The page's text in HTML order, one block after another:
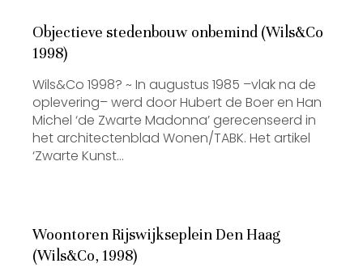
Objectieve stedenbouw onbemind (Wils&Co
1998)
Wils&Co 1998? ~ In augustus 1985 –vlak na de
oplevering– werd door Hubert de Boer en Han
Michel ‘de Zwarte Madonna’ gerecenseerd in
het architectenblad Wonen/TABK. Het artikel
‘Zwarte Kunst…
Woontoren Rijswijkseplein Den Haag
(Wils&Co, 1998)